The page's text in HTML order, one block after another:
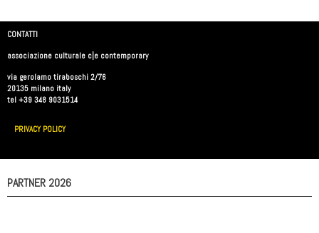
CONTATTI
associazione culturale c|e contemporary
via gerolamo tiraboschi 2/76
20135 milano italy
tel +39 348 9031514
PRIVACY POLICY
PARTNER 2026